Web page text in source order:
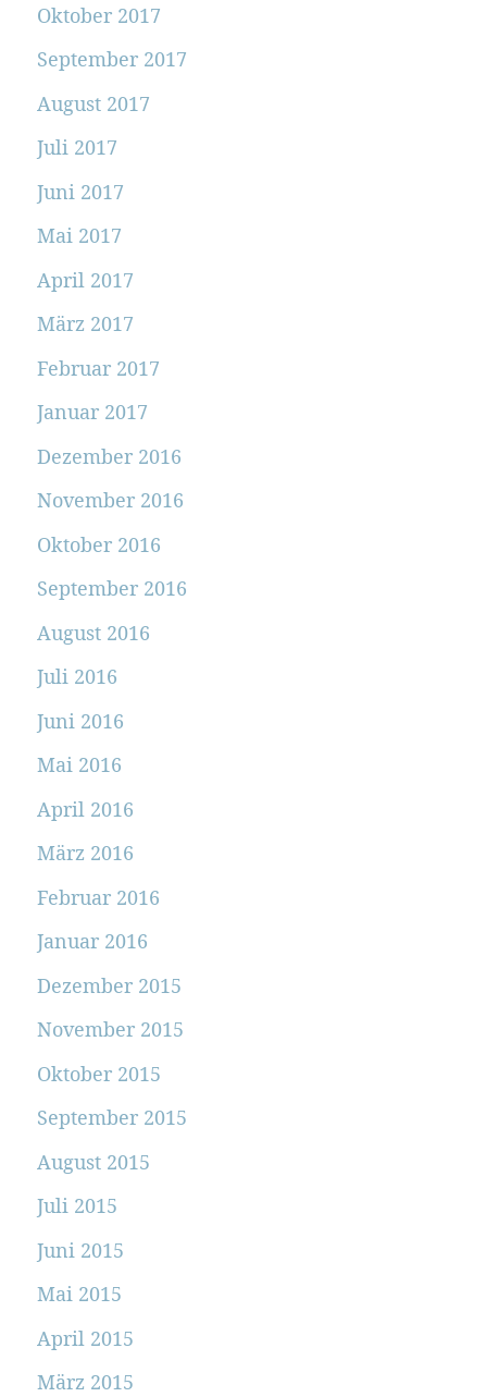
Oktober 2017
September 2017
August 2017
Juli 2017
Juni 2017
Mai 2017
April 2017
März 2017
Februar 2017
Januar 2017
Dezember 2016
November 2016
Oktober 2016
September 2016
August 2016
Juli 2016
Juni 2016
Mai 2016
April 2016
März 2016
Februar 2016
Januar 2016
Dezember 2015
November 2015
Oktober 2015
September 2015
August 2015
Juli 2015
Juni 2015
Mai 2015
April 2015
März 2015